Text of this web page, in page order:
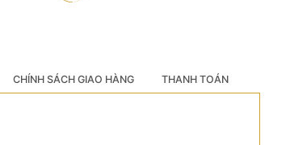
CHÍNH SÁCH GIAO HÀNG THANH TOÁN